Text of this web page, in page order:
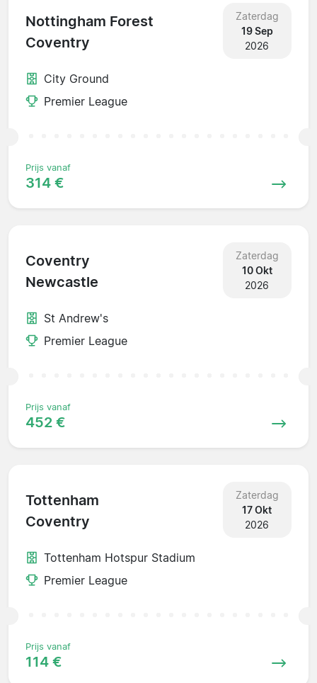
Nottingham Forest
Coventry
Zaterdag
19 Sep
2026
City Ground
Premier League
Prijs vanaf
314 €
Coventry
Newcastle
Zaterdag
10 Okt
2026
St Andrew's
Premier League
Prijs vanaf
452 €
Tottenham
Coventry
Zaterdag
17 Okt
2026
Tottenham Hotspur Stadium
Premier League
Prijs vanaf
114 €